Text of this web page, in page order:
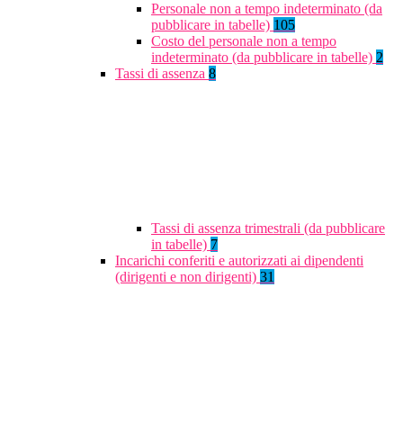
Personale non a tempo indeterminato (da
pubblicare in tabelle) 105
Costo del personale non a tempo
indeterminato (da pubblicare in tabelle) 2
Tassi di assenza 8
Tassi di assenza trimestrali (da pubblicare
in tabelle) 7
Incarichi conferiti e autorizzati ai dipendenti
(dirigenti e non dirigenti) 31